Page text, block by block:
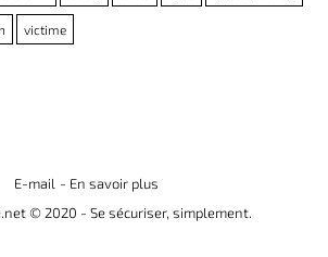
victime
E-mail - En savoir plus
© 2020 - Se sécuriser, simplement.